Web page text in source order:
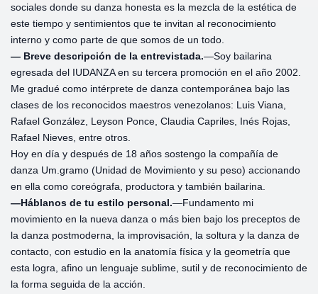
sociales donde su danza honesta es la mezcla de la estética de
este tiempo y sentimientos que te invitan al reconocimiento
interno y como parte de que somos de un todo.
— Breve descripción de la entrevistada.—Soy bailarina
egresada del IUDANZA en su tercera promoción en el año 2002.
Me gradué como intérprete de danza contemporánea bajo las
clases de los reconocidos maestros venezolanos: Luis Viana,
Rafael González, Leyson Ponce, Claudia Capriles, Inés Rojas,
Rafael Nieves, entre otros.
Hoy en día y después de 18 años sostengo la compañía de
danza Um.gramo (Unidad de Movimiento y su peso) accionando
en ella como coreógrafa, productora y también bailarina.
—Háblanos de tu estilo personal.—Fundamento mi
movimiento en la nueva danza o más bien bajo los preceptos de
la danza postmoderna, la improvisación, la soltura y la danza de
contacto, con estudio en la anatomía física y la geometría que
esta logra, afino un lenguaje sublime, sutil y de reconocimiento de
la forma seguida de la acción.